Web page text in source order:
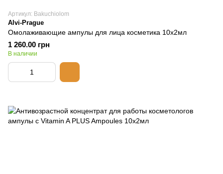
Артикул: Bakuchiolom
Alvi-Prague
Омолаживающие ампулы для лица косметика 10x2мл
1 260.00 грн
В наличии